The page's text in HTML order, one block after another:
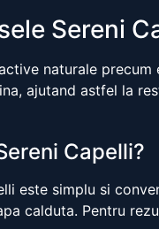
Sereni
naturale
ajutand astfel la
Capelli?
este simplu si
calduta. Pentru